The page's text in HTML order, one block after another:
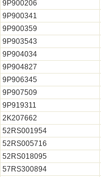
9P900206
9P900341
9P900359
9P903543
9P904034
9P904827
9P906345
9P907509
9P919311
2K207662
52RS001954
52RS005716
52RS018095
57RS300894